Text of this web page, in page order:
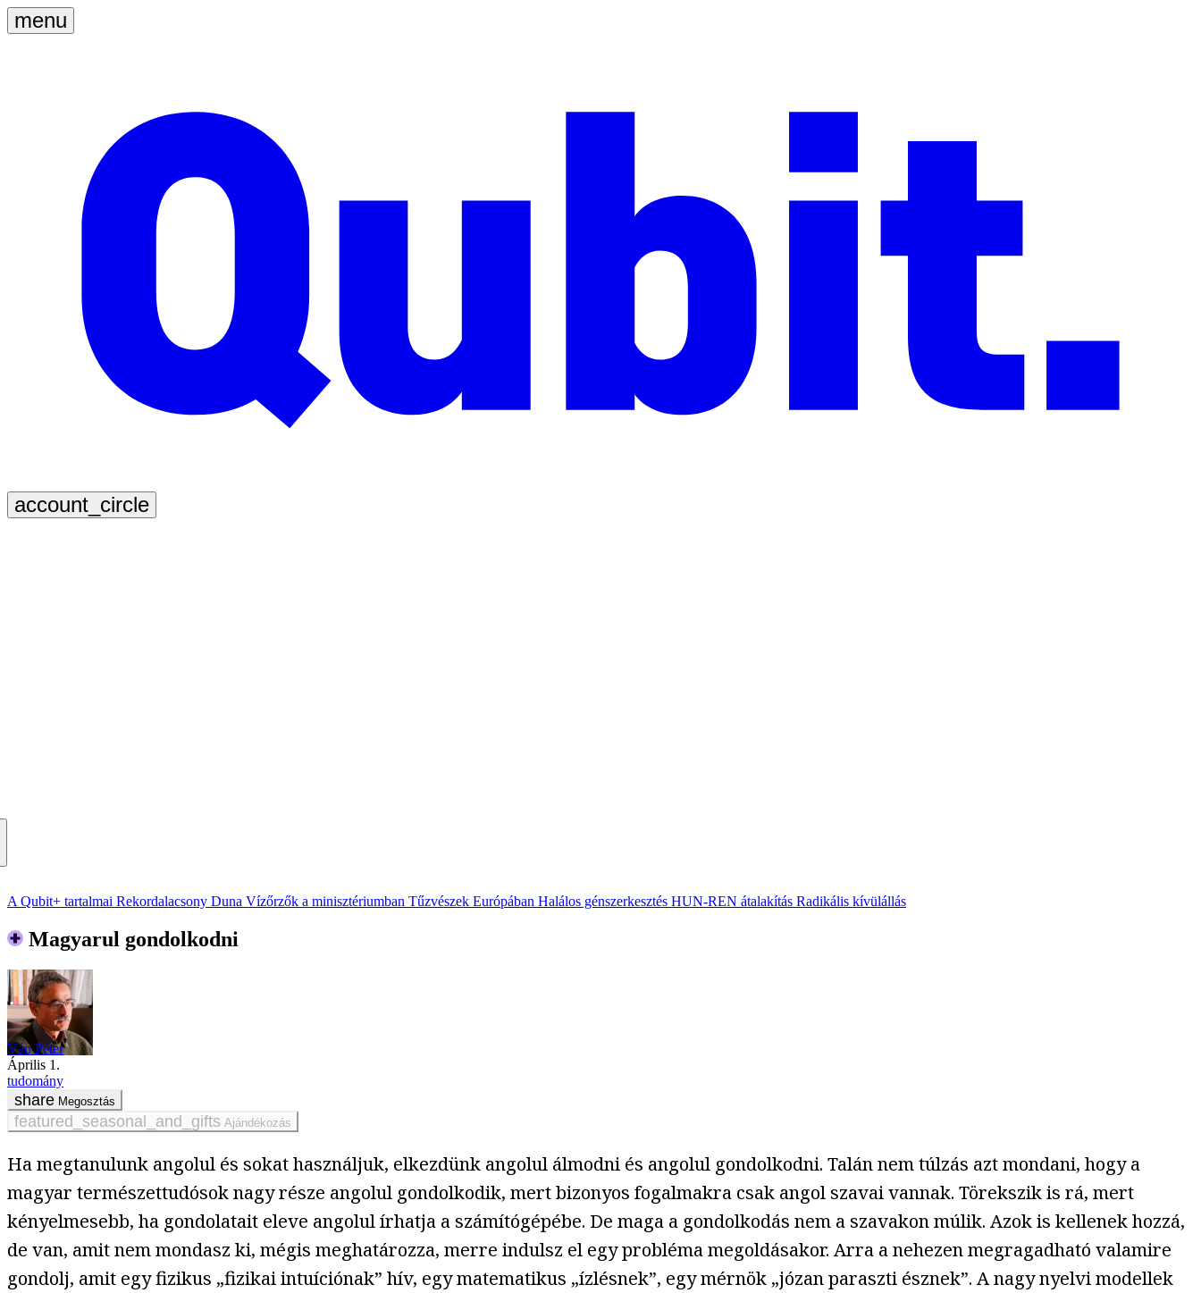
A Qubit+ tartalmai Rekordalacsony Duna Vízőrzők a minisztériumban Tűzvészek Európában Halálos génszerkesztés HUN-REN átalakítás Radikális kívülállás
Magyarul gondolkodni
Ván Péter
április 1.
tudomány
Megosztás
Ajándékozás
Ha megtanulunk angolul és sokat használjuk, elkezdünk angolul álmodni és angolul gondolkodni. Talán nem túlzás azt mondani, hogy a
magyar természettudósok nagy része angolul gondolkodik, mert bizonyos fogalmakra csak angol szavai vannak. Törekszik is rá, mert
kényelmesebb, ha gondolatait eleve angolul írhatja a számítógépébe. De maga a gondolkodás nem a szavakon múlik. Azok is kellenek hozzá,
de van, amit nem mondasz ki, mégis meghatározza, merre indulsz el egy probléma megoldásakor. Arra a nehezen megragadható valamire
gondolj, amit egy fizikus „fizikai intuíciónak” hív, egy matematikus „ízlésnek”, egy mérnök „józan paraszti észnek”. A nagy nyelvi modellek